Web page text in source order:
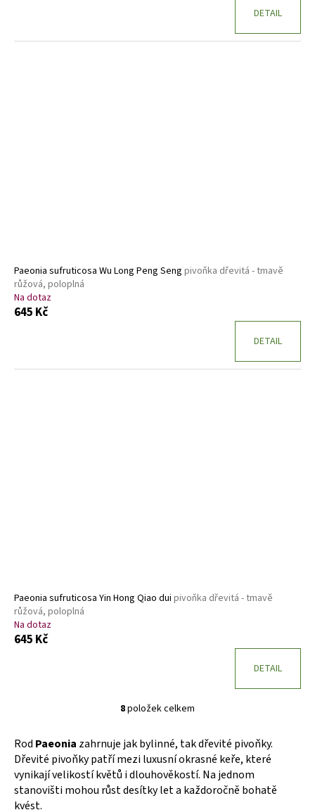
DETAIL
Paeonia sufruticosa Wu Long Peng Seng pivoňka dřevitá - tmavě
růžová, poloplná
Na dotaz
645 Kč
DETAIL
Paeonia sufruticosa Yin Hong Qiao dui pivoňka dřevitá - tmavě
růžová, poloplná
Na dotaz
645 Kč
DETAIL
O
l
á
d
a
8položek celkem
Rod Paeonia zahrnuje jak bylinné, tak dřevité pivoňky.
Dřevité pivoňky patří mezi luxusní okrasné keře, které
vynikají velikostí květů i dlouhověkostí. Na jednom
stanovišti mohou růst desítky let a každoročně bohatě
kvést.